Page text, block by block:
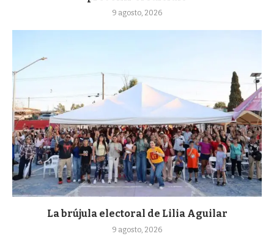
9 agosto, 2026
La brújula electoral de Lilia Aguilar
9 agosto, 2026